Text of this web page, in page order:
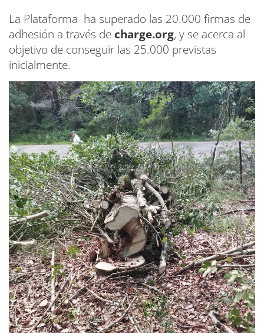
La Plataforma ha superado las 20.000 firmas de
adhesión a través de charge.org, y se acerca al
objetivo de conseguir las 25.000 previstas
inicialmente.